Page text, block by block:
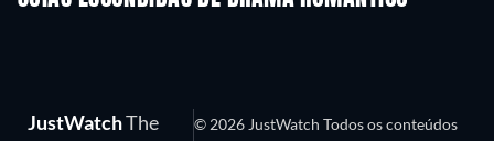
JustWatchThe
© 2026 JustWatch Todos os conteúdos